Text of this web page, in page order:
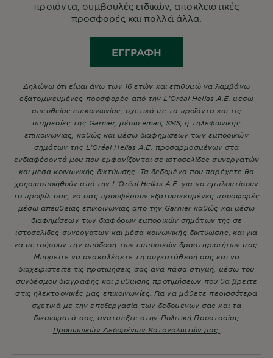
προϊόντα, συμβουλές ειδικών, αποκλειστικές
προσφορές και πολλά άλλα.
ΕΓΓΡΑΦΉ
Δηλώνω ότι είμαι άνω των 16 ετών και επιθυμώ να λαμβάνω
εξατομικευμένες προσφορές από την L’Oréal Hellas A.E. μέσω
απευθείας επικοινωνίας, σχετικά με τα προϊόντα και τις
υπηρεσίες της Garnier, μέσω email, SMS, ή τηλεφωνικής
επικοινωνίας, καθώς και μέσω διαφημίσεων των εμπορικών
σημάτων της L’Oréal Hellas A.E. προσαρμοσμένων στα
ενδιαφέροντά μου που εμφανίζονται σε ιστοσελίδες συνεργατών
και μέσα κοινωνικής δικτύωσης. Τα δεδομένα που παρέχετε θα
χρησιμοποιηθούν από την L’Oréal Hellas A.E. για να εμπλουτίσουν
το προφίλ σας, να σας προσφέρουν εξατομικευμένες προσφορές
μέσω απευθείας επικοινωνίας από την Garnier καθώς και μέσω
διαφημίσεων των διαφόρων εμπορικών σημάτων της σε
ιστοσελίδες συνεργατών και μέσα κοινωνικής δικτύωσης, και για
να μετρήσουν την απόδοση των εμπορικών δραστηριοτήτων μας.
Μπορείτε να ανακαλέσετε τη συγκατάθεσή σας και να
διαχειριστείτε τις προτιμήσεις σας ανά πάσα στιγμή, μέσω του
συνδέσμου διαγραφής και ρύθμισης προτιμήσεων που θα βρείτε
στις ηλεκτρονικές μας επικοινωνίες. Για να μάθετε περισσότερα
σχετικά με την επεξεργασία των δεδομένων σας και τα
δικαιώματά σας, ανατρέξτε στην Πολιτική Προστασίας
Προσωπικών Δεδομένων Καταναλωτών μας.